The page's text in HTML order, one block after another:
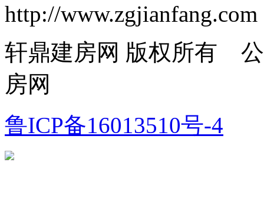
http://www.zgjianfang.com
轩鼎建房网 版权所有
房网
鲁ICP备16013510号-4